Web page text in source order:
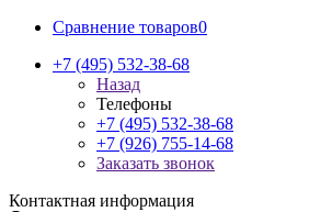
Сравнение товаров0
+7 (495) 532-38-68
Назад
Телефоны
+7 (495) 532-38-68
+7 (926) 755-14-68
Заказать звонок
Контактная информация